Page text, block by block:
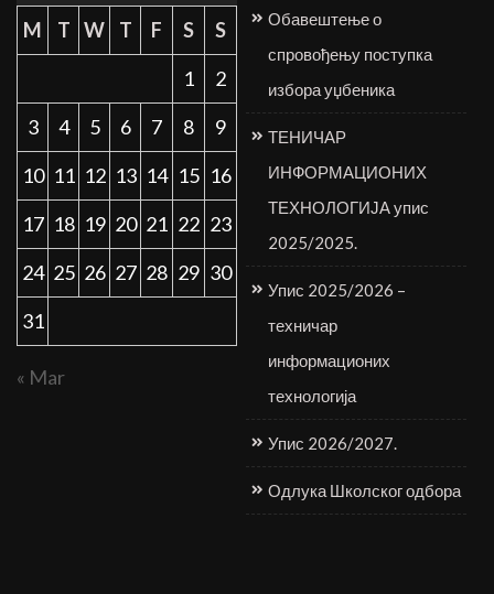
M
T W T F S
S
1
2
3
4 5 6 7 8
9
10 11 12 13 14 15 16
17 18 19 20 21 22 23
24 25 26 27 28 29 30
31
« Mar
Обавештење о
спровођењу поступка
избора уџбеника
ТЕНИЧАР
ИНФОРМАЦИОНИХ
ТЕХНОЛОГИЈА упис
2025/2025.
Упис 2025/2026 –
техничар
информационих
технологија
Упис 2026/2027.
Одлука Школског одбора